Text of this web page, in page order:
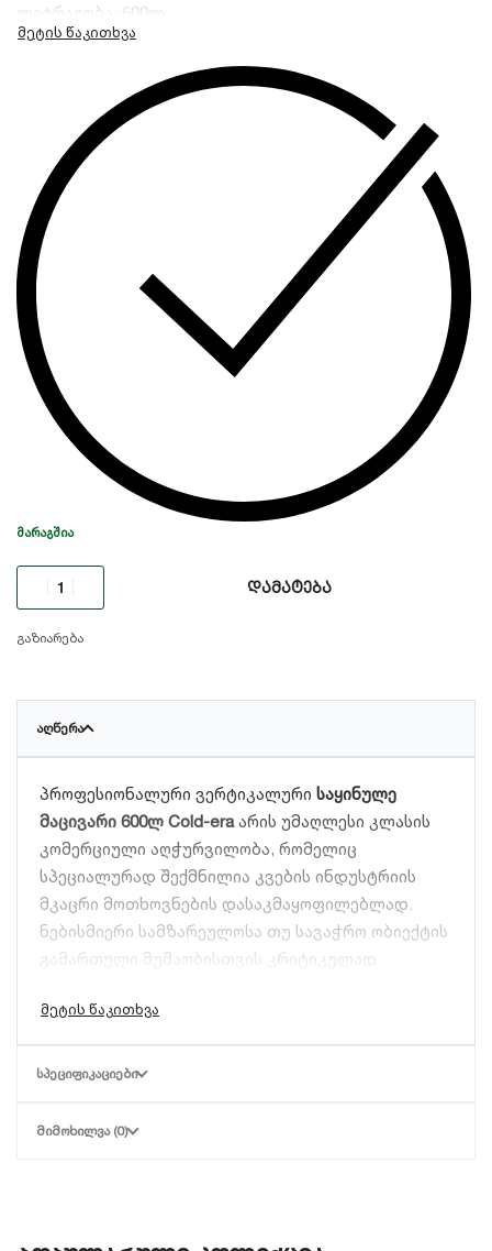
ლიტრაჟობა: 600ლ
ფრეონი: R600a
ზომა: 2055x720x845
ᲛᲐᲠᲐᲒᲨᲘᲐ
დამატება
გაზიარება
ᲐᲦᲬᲔᲠᲐ
პროფესიონალური ვერტიკალური საყინულე
მაცივარი 600ლ Cold-eraარის უმაღლესი კლასის
კომერციული აღჭურვილობა, რომელიც
სპეციალურად შექმნილია კვების ინდუსტრიის
მკაცრი მოთხოვნების დასაკმაყოფილებლად.
ნებისმიერი სამზარეულოსა თუ სავაჭრო ობიექტის
გამართული მუშაობისთვის კრიტიკულად
სწორი თერმული რეჟიმის შენარჩუნება. Cold-era-ს
600-ლიტრიანი მოდელი გთავაზობთ მაქსიმალურ
ტევადობას, კომპაქტურ სამუშაო გეგმარებასა და
პროდუქტის ხარისხისა და სიახლის გარანტიაა.
ᲡᲞᲔᲪᲘᲤᲘᲙᲐᲪᲘᲔᲑᲘ
ᲛᲘᲛᲝᲮᲘᲚᲕᲐ (0)